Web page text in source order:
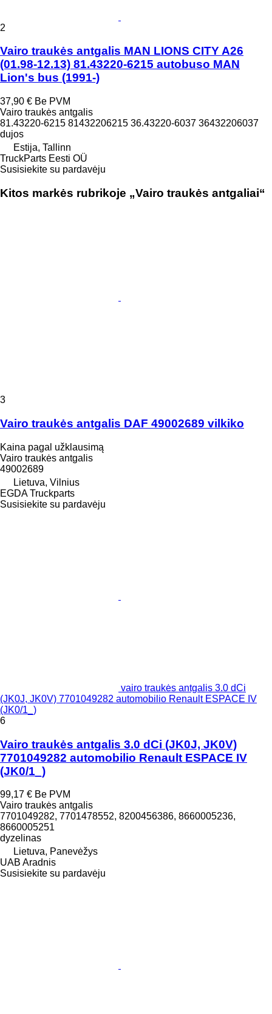
2
Vairo traukės antgalis MAN LIONS CITY A26
(01.98-12.13) 81.43220-6215 autobuso MAN
Lion's bus (1991-)
37,90 € Be PVM
Vairo traukės antgalis
81.43220-6215 81432206215 36.43220-6037 36432206037
dujos
Estija, Tallinn
TruckParts Eesti OÜ
Susisiekite su pardavėju
Kitos markės rubrikoje „Vairo traukės antgaliai“
3
Vairo traukės antgalis DAF 49002689 vilkiko
Kaina pagal užklausimą
Vairo traukės antgalis
49002689
Lietuva, Vilnius
EGDA Truckparts
Susisiekite su pardavėju
vairo traukės antgalis 3.0 dCi
(JK0J, JK0V) 7701049282 automobilio Renault ESPACE IV
(JK0/1_)
6
Vairo traukės antgalis 3.0 dCi (JK0J, JK0V)
7701049282 automobilio Renault ESPACE IV
(JK0/1_)
99,17 € Be PVM
Vairo traukės antgalis
7701049282, 7701478552, 8200456386, 8660005236,
8660005251
dyzelinas
Lietuva, Panevėžys
UAB Aradnis
Susisiekite su pardavėju